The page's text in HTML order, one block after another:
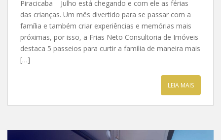
Piracicaba Julho está chegando e com ele as férias
das crianças. Um mês divertido para se passar com a
família e também criar experiências e memórias mais
próximas, por isso, a Frias Neto Consultoria de Imóveis
destaca 5 passeios para curtir a família de maneira mais
[…]
LEIA MAIS